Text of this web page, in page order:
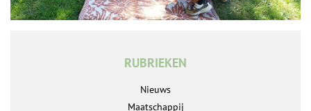
RUBRIEKEN
Nieuws
Maatschappij